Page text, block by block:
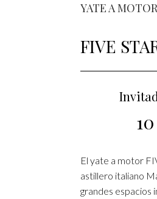
YATE A MOTOR
FIVE
10
El yate a motor
astillero italiano
grandes espacios